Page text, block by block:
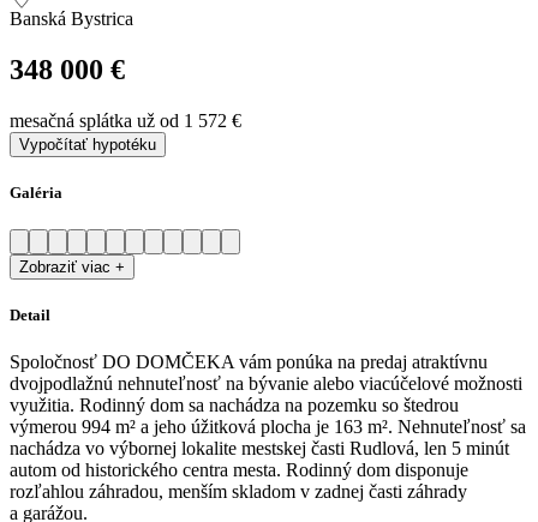
Banská Bystrica
348 000 €
mesačná splátka už od 1 572 €
Vypočítať hypotéku
Galéria
Zobraziť viac +
Detail
Spoločnosť DO DOMČEKA vám ponúka na predaj atraktívnu
dvojpodlažnú nehnuteľnosť na bývanie alebo viacúčelové možnosti
využitia. Rodinný dom sa nachádza na pozemku so štedrou
výmerou 994 m² a jeho úžitková plocha je 163 m². Nehnuteľnosť sa
nachádza vo výbornej lokalite mestskej časti Rudlová, len 5 minút
autom od historického centra mesta. Rodinný dom disponuje
rozľahlou záhradou, menším skladom v zadnej časti záhrady
a garážou.